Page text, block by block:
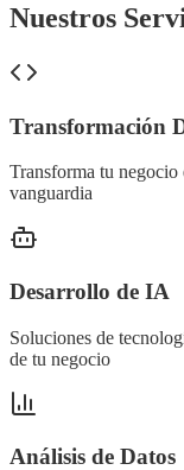
Nuestros
Transformación
Transforma tu negocio
vanguardia
Desarrollo de IA
Soluciones de
de tu negocio
Análisis de Datos